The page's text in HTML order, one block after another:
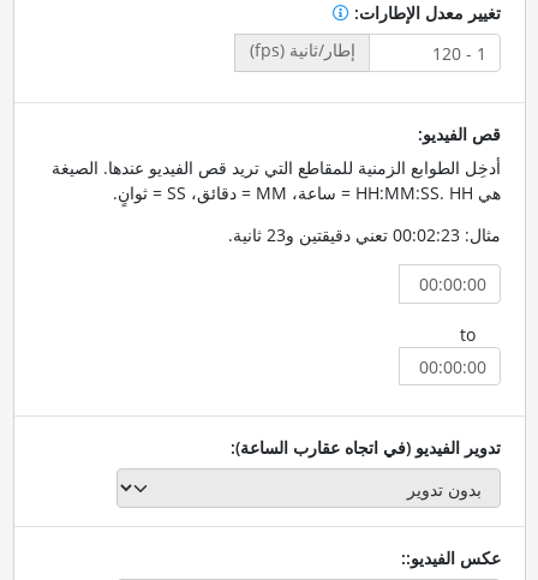
تغيير معدل الإطارات:
إطار/ثانية (fps)
قص الفيديو:
أدخِل الطوابع الزمنية للمقاطع التي تريد قص الفيديو عندها. الصيغة
هي HH:MM:SS. HH = ساعة، MM = دقائق، SS = ثوانٍ.
مثال: 00:02:23 تعني دقيقتين و23 ثانية.
to
تدوير الفيديو (في اتجاه عقارب الساعة):
عكس الفيديو::